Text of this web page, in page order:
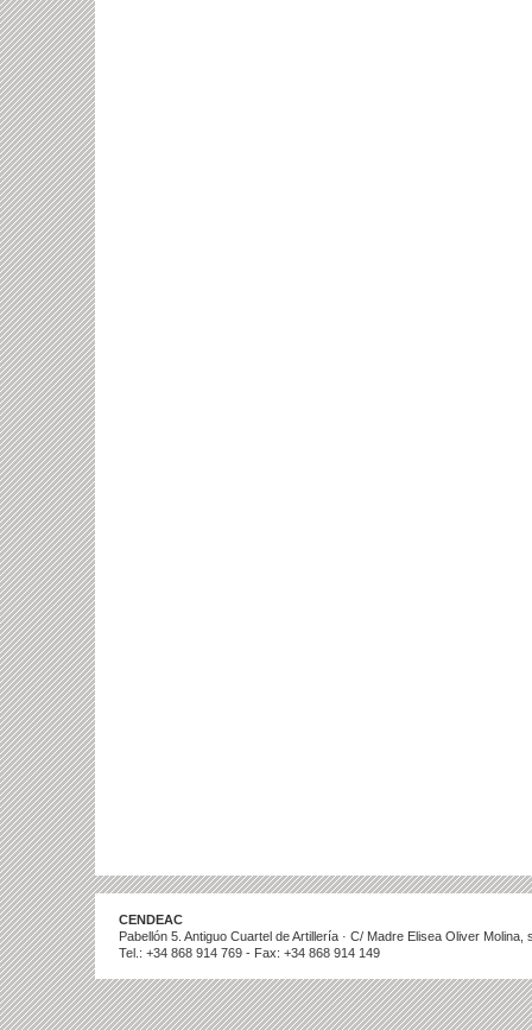
CENDEAC
Pabellón 5. Antiguo Cuartel de Artillería · C/ Madre Elisea Oliver
Tel.: +34 868 914 769 - Fax: +34 868 914 149